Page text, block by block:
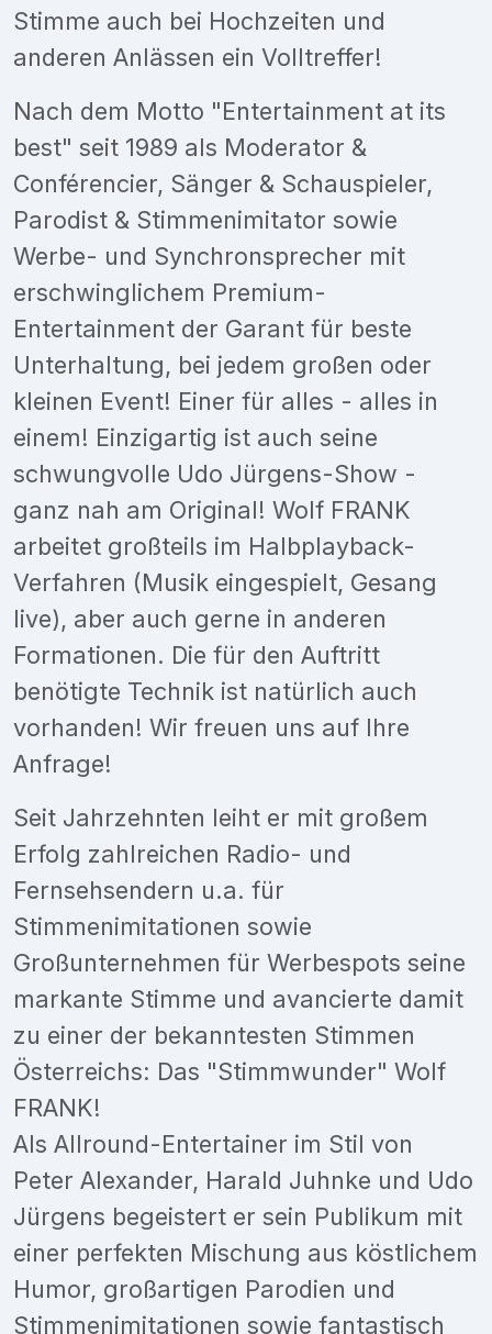
Stimme auch bei Hochzeiten und
anderen Anlässen ein Volltreffer!
Nach dem Motto "Entertainment at its
best" seit 1989 als Moderator &
Conférencier, Sänger & Schauspieler,
Parodist & Stimmenimitator sowie
Werbe- und Synchronsprecher mit
erschwinglichem Premium-
Entertainment der Garant für beste
Unterhaltung, bei jedem großen oder
kleinen Event! Einer für alles - alles in
einem! Einzigartig ist auch seine
schwungvolle Udo Jürgens-Show -
ganz nah am Original! Wolf FRANK
arbeitet großteils im Halbplayback-
Verfahren (Musik eingespielt, Gesang
live), aber auch gerne in anderen
Formationen. Die für den Auftritt
benötigte Technik ist natürlich auch
vorhanden! Wir freuen uns auf Ihre
Anfrage!
Seit Jahrzehnten leiht er mit großem
Erfolg zahlreichen Radio- und
Fernsehsendern u.a. für
Stimmenimitationen sowie
Großunternehmen für Werbespots seine
markante Stimme und avancierte damit
zu einer der bekanntesten Stimmen
Österreichs: Das "Stimmwunder" Wolf
FRANK!
Als Allround-Entertainer im Stil von
Peter Alexander, Harald Juhnke und Udo
Jürgens begeistert er sein Publikum mit
einer perfekten Mischung aus köstlichem
Humor, großartigen Parodien und
Stimmenimitationen sowie fantastisch